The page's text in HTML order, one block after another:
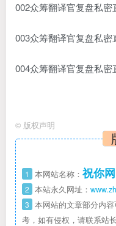
002众筹翻译官复盘私密
003众筹翻译官复盘私密
004众筹翻译官复盘私密
© 版权声明
1 本网站名称： 祝你网
2 本站永久网址：
3 本网站的文章部分内
考，如有侵权，请联系站